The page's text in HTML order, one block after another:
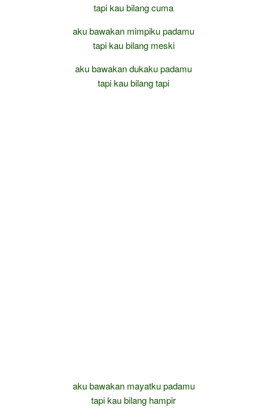
tapi kau bilang cuma
aku bawakan mimpiku padamu
tapi kau bilang meski
aku bawakan dukaku padamu
tapi kau bilang tapi
aku bawakan mayatku padamu
tapi kau bilang hampir